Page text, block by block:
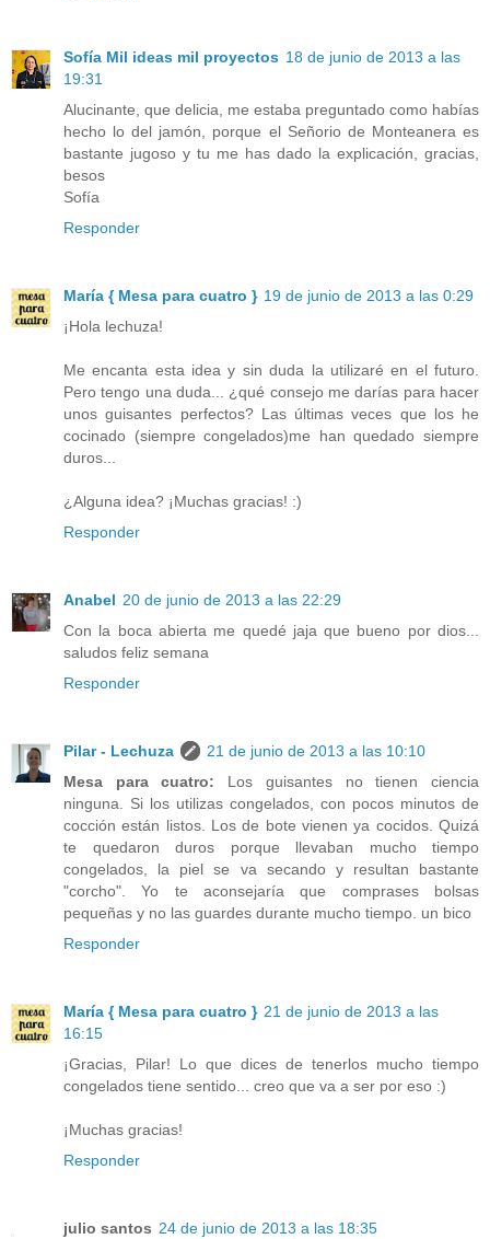
Sofía Mil ideas mil proyectos 18 de junio de 2013 a las
19:31
Alucinante, que delicia, me estaba preguntado como habías
hecho lo del jamón, porque el Señorio de Monteanera es
bastante jugoso y tu me has dado la explicación, gracias,
besos
Sofía
Responder
María { Mesa para cuatro } 19 de junio de 2013 a las 0:29
¡Hola lechuza!
Me encanta esta idea y sin duda la utilizaré en el futuro.
Pero tengo una duda... ¿qué consejo me darías para hacer
unos guisantes perfectos? Las últimas veces que los he
cocinado (siempre congelados)me han quedado siempre
duros...
¿Alguna idea? ¡Muchas gracias! :)
Responder
Anabel 20 de junio de 2013 a las 22:29
Con la boca abierta me quedé jaja que bueno por dios...
saludos feliz semana
Responder
Pilar - Lechuza
21 de junio de 2013 a las 10:10
Mesa para cuatro: Los guisantes no tienen ciencia
ninguna. Si los utilizas congelados, con pocos minutos de
cocción están listos. Los de bote vienen ya cocidos. Quizá
te quedaron duros porque llevaban mucho tiempo
congelados, la piel se va secando y resultan bastante
"corcho". Yo te aconsejaría que comprases bolsas
pequeñas y no las guardes durante mucho tiempo. un bico
Responder
María { Mesa para cuatro } 21 de junio de 2013 a las
16:15
¡Gracias, Pilar! Lo que dices de tenerlos mucho tiempo
congelados tiene sentido... creo que va a ser por eso :)
¡Muchas gracias!
Responder
julio santos 24 de junio de 2013 a las 18:35